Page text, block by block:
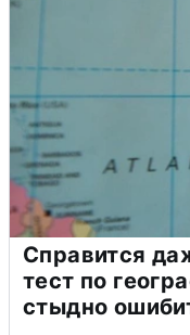
Справится
тест по
стыдно